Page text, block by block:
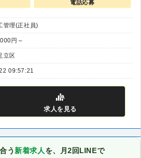
電話応募
管理(正社員)
円～
立区
09:57:21
求人を見る
う 新着求人 を、月2回LINEで